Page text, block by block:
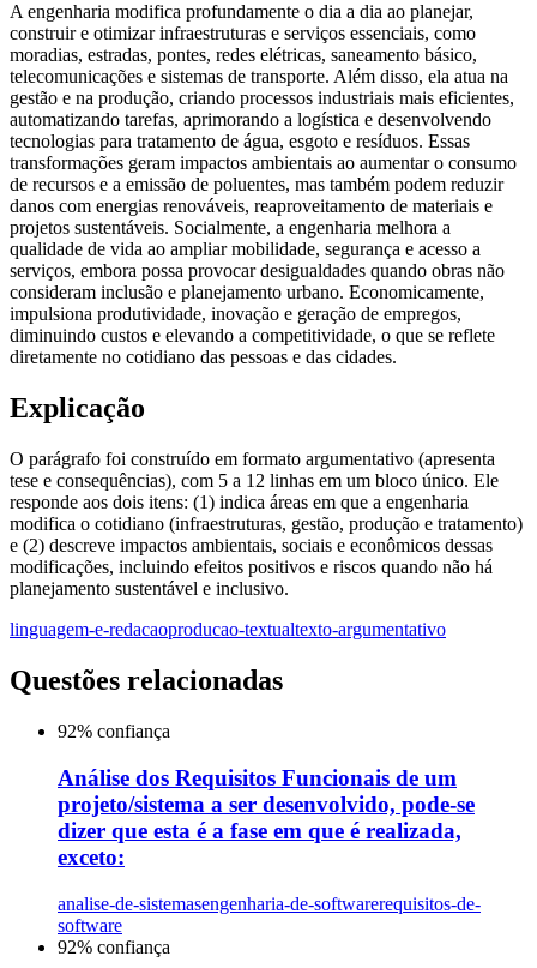
A engenharia modifica profundamente o dia a dia ao planejar,
construir e otimizar infraestruturas e serviços essenciais, como
moradias, estradas, pontes, redes elétricas, saneamento básico,
telecomunicações e sistemas de transporte. Além disso, ela atua na
gestão e na produção, criando processos industriais mais eficientes,
automatizando tarefas, aprimorando a logística e desenvolvendo
tecnologias para tratamento de água, esgoto e resíduos. Essas
transformações geram impactos ambientais ao aumentar o consumo
de recursos e a emissão de poluentes, mas também podem reduzir
danos com energias renováveis, reaproveitamento de materiais e
projetos sustentáveis. Socialmente, a engenharia melhora a
qualidade de vida ao ampliar mobilidade, segurança e acesso a
serviços, embora possa provocar desigualdades quando obras não
consideram inclusão e planejamento urbano. Economicamente,
impulsiona produtividade, inovação e geração de empregos,
diminuindo custos e elevando a competitividade, o que se reflete
diretamente no cotidiano das pessoas e das cidades.
Explicação
O parágrafo foi construído em formato argumentativo (apresenta
tese e consequências), com 5 a 12 linhas em um bloco único. Ele
responde aos dois itens: (1) indica áreas em que a engenharia
modifica o cotidiano (infraestruturas, gestão, produção e tratamento)
e (2) descreve impactos ambientais, sociais e econômicos dessas
modificações, incluindo efeitos positivos e riscos quando não há
planejamento sustentável e inclusivo.
linguagem-e-redacaoproducao-textualtexto-argumentativo
Questões relacionadas
92% confiança
Análise dos Requisitos Funcionais de um
projeto/sistema a ser desenvolvido, pode-se
dizer que esta é a fase em que é realizada,
exceto:
analise-de-sistemasengenharia-de-softwarerequisitos-de-
software
92% confiança